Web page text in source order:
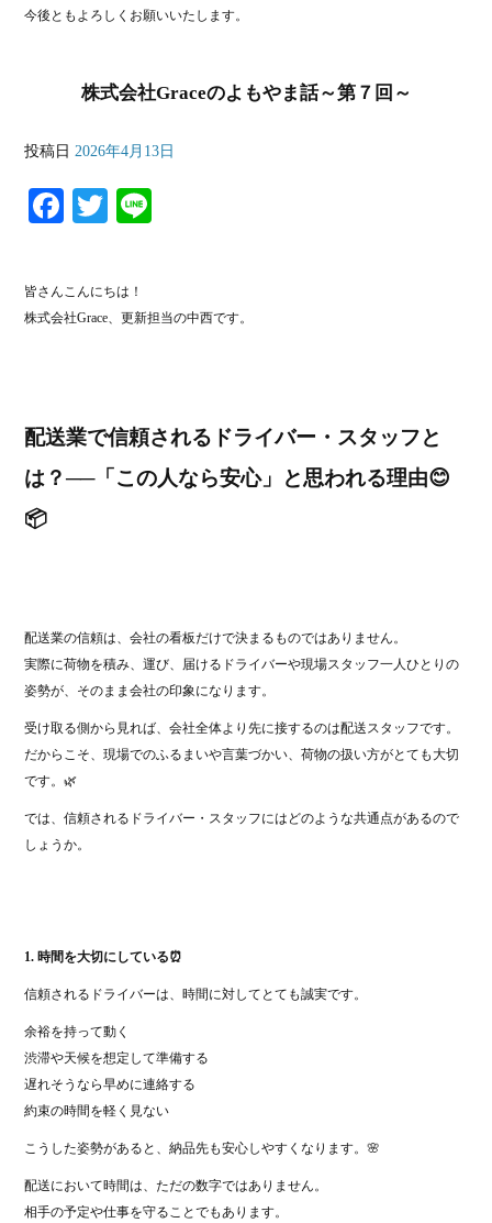
今後ともよろしくお願いいたします。
株式会社Graceのよもやま話～第７回～
投稿日 2026年4月13日
Fa
bo
ok
T
tte
r
皆さんこんにちは！
株式会社Grace、更新担当の中西です。
配送業で信頼されるドライバー・スタッフと
は？──「この人なら安心」と思われる理由😊
📦
配送業の信頼は、会社の看板だけで決まるものではありません。
実際に荷物を積み、運び、届けるドライバーや現場スタッフ一人ひとりの
姿勢が、そのまま会社の印象になります。
受け取る側から見れば、会社全体より先に接するのは配送スタッフです。
だからこそ、現場でのふるまいや言葉づかい、荷物の扱い方がとても大切
です。🌿
では、信頼されるドライバー・スタッフにはどのような共通点があるので
しょうか。
1. 時間を大切にしている⏰
信頼されるドライバーは、時間に対してとても誠実です。
余裕を持って動く
渋滞や天候を想定して準備する
遅れそうなら早めに連絡する
約束の時間を軽く見ない
こうした姿勢があると、納品先も安心しやすくなります。🌸
配送において時間は、ただの数字ではありません。
相手の予定や仕事を守ることでもあります。